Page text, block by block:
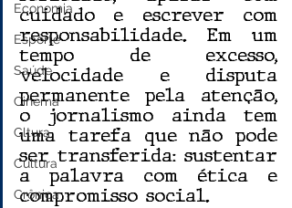
Economia
Esporte
Saúde
Cinema
Cltura
Cultura
Crônica
cuidado e escrever com
responsabilidade. Em um
tempo de excesso,
velocidade e disputa
permanente pela atenção,
o jornalismo ainda tem
uma tarefa que não pode
ser transferida: sustentar
a palavra com ética e
compromisso social.